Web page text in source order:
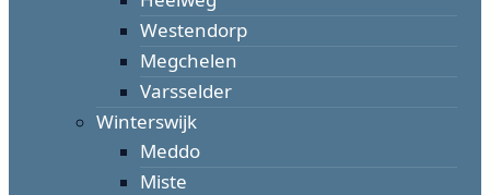
Westendorp
Megchelen
Varsselder
Winterswijk
Meddo
Miste